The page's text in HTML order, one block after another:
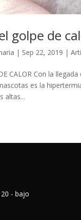
golpe de
| Sep 22, 2019 |
CALOR Con la
es la
altas...
- bajo